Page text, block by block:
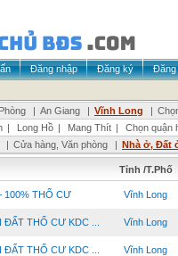
Đăng nhập Đăng ký
Đăng
| An Giang | Vĩnh Long |
| Long Hồ | Mang Thít |
Chọn quận
| Cửa hàng, Văn phòng | Nhà ở, Đất
Tỉnh /T.Phố
100% THỔ CƯ Vĩnh Long
THỔ CƯ KDC ... Vĩnh Long
THỔ CƯ KDC ... Vĩnh Long